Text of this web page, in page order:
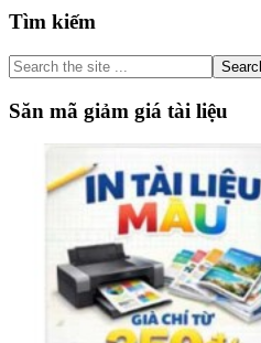
Primary
Sidebar
Tìm kiếm
Search
the
site
...
Săn mã giảm giá tài liệu